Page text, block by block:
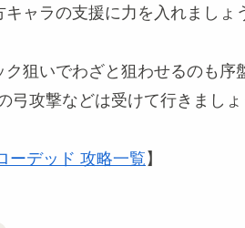
ャラの支援に力を入れましょ
狙いでわざと狙わせるのも序
攻撃などは受けて行きましょ
ーデッド 攻略一覧 】